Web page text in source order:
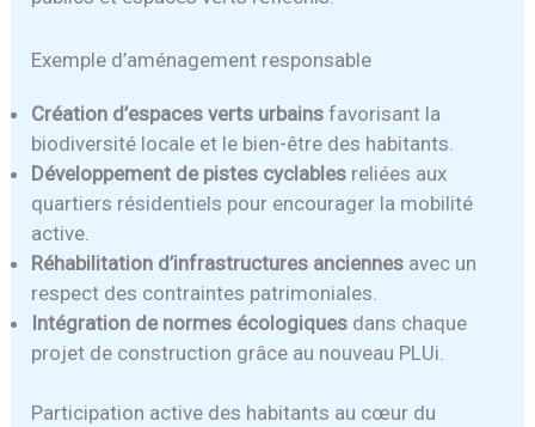
Exemple d’aménagement responsable
Création d’espaces verts urbains favorisant la
biodiversité locale et le bien-être des habitants.
Développement de pistes cyclables reliées aux
quartiers résidentiels pour encourager la mobilité
active.
Réhabilitation d’infrastructures anciennes avec un
respect des contraintes patrimoniales.
Intégration de normes écologiques dans chaque
projet de construction grâce au nouveau PLUi.
Participation active des habitants au cœur du